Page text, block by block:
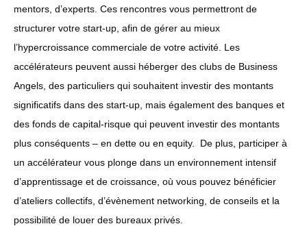
mentors, d’experts. Ces rencontres vous permettront de
structurer votre start-up, afin de gérer au mieux
l’hypercroissance commerciale de votre activité. Les
accélérateurs peuvent aussi héberger des clubs de Business
Angels, des particuliers qui souhaitent investir des montants
significatifs dans des start-up, mais également des banques et
des fonds de capital-risque qui peuvent investir des montants
plus conséquents – en dette ou en equity. De plus, participer à
un accélérateur vous plonge dans un environnement intensif
d’apprentissage et de croissance, où vous pouvez bénéficier
d’ateliers collectifs, d’évènement networking, de conseils et la
possibilité de louer des bureaux privés.